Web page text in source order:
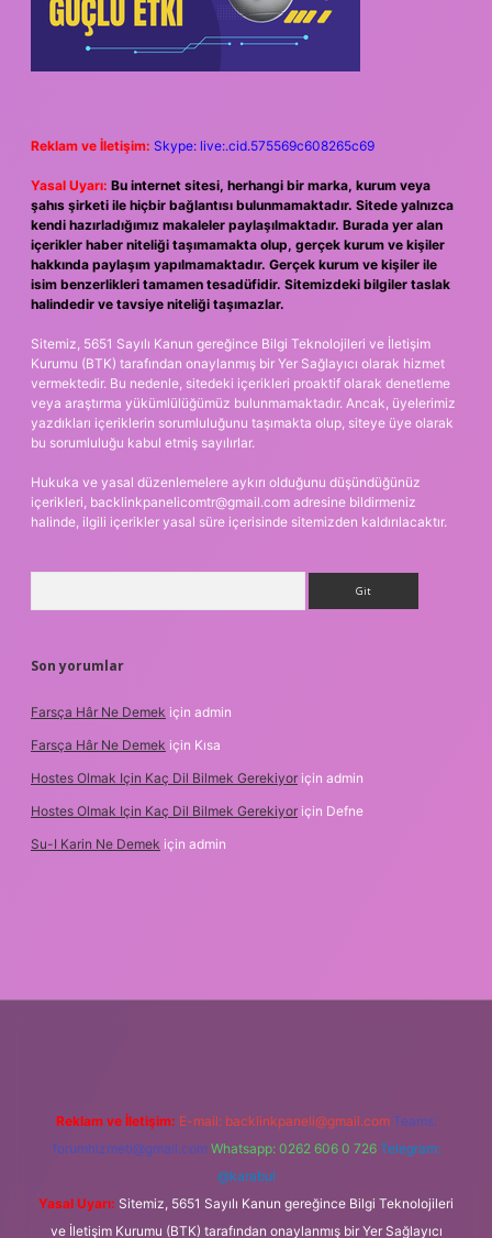
Reklam ve İletişim: Skype: live:.cid.575569c608265c69
Yasal Uyarı: Bu internet sitesi, herhangi bir marka, kurum veya
şahıs şirketi ile hiçbir bağlantısı bulunmamaktadır. Sitede yalnızca
kendi hazırladığımız makaleler paylaşılmaktadır. Burada yer alan
içerikler haber niteliği taşımamakta olup, gerçek kurum ve kişiler
hakkında paylaşım yapılmamaktadır. Gerçek kurum ve kişiler ile
isim benzerlikleri tamamen tesadüfidir. Sitemizdeki bilgiler taslak
halindedir ve tavsiye niteliği taşımazlar.
Sitemiz, 5651 Sayılı Kanun gereğince Bilgi Teknolojileri ve İletişim
Kurumu (BTK) tarafından onaylanmış bir Yer Sağlayıcı olarak hizmet
vermektedir. Bu nedenle, sitedeki içerikleri proaktif olarak denetleme
veya araştırma yükümlülüğümüz bulunmamaktadır. Ancak, üyelerimiz
yazdıkları içeriklerin sorumluluğunu taşımakta olup, siteye üye olarak
bu sorumluluğu kabul etmiş sayılırlar.
Hukuka ve yasal düzenlemelere aykırı olduğunu düşündüğünüz
içerikleri, backlinkpanelicomtr@gmail.com adresine bildirmeniz
halinde, ilgili içerikler yasal süre içerisinde sitemizden kaldırılacaktır.
Son yorumlar
Farsça Hâr Ne Demek için admin
Farsça Hâr Ne Demek için Kısa
Hostes Olmak Için Kaç Dil Bilmek Gerekiyor için admin
Hostes Olmak Için Kaç Dil Bilmek Gerekiyor için Defne
Su-I Karin Ne Demek için admin
Reklam ve İletişim: E-mail: backlinkpaneli@gmail.com Teams:
forumhizmeti@gmail.com Whatsapp: 0262 606 0 726 Telegram:
@karabul
Yasal Uyarı: Sitemiz, 5651 Sayılı Kanun gereğince Bilgi Teknolojileri
ve İletişim Kurumu (BTK) tarafından onaylanmış bir Yer Sağlayıcı